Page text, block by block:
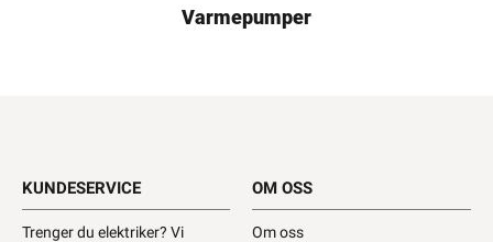
Varmepumper
KUNDESERVICE
Trenger du elektriker? Vi
OM OSS
Om oss